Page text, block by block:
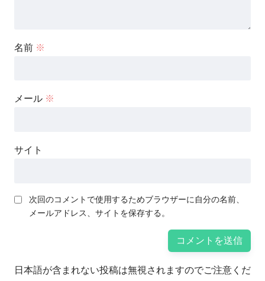
名前 ※
メール ※
サイト
次回のコメントで使用するためブラウザーに自分の名前、
メールアドレス、サイトを保存する。
日本語が含まれない投稿は無視されますのでご注意くだ